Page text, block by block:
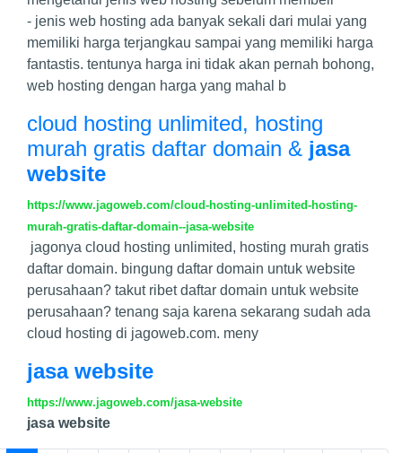
- jenis web hosting ada banyak sekali dari mulai yang
memiliki harga terjangkau sampai yang memiliki harga
fantastis. tentunya harga ini tidak akan pernah bohong,
web hosting dengan harga yang mahal b
cloud hosting unlimited, hosting
murah gratis daftar domain & jasa
website
https://www.jagoweb.com/cloud-hosting-unlimited-hosting-
murah-gratis-daftar-domain--jasa-website
jagonya cloud hosting unlimited, hosting murah gratis
daftar domain. bingung daftar domain untuk website
perusahaan? takut ribet daftar domain untuk website
perusahaan? tenang saja karena sekarang sudah ada
cloud hosting di jagoweb.com. meny
jasa website
https://www.jagoweb.com/jasa-website
jasa website